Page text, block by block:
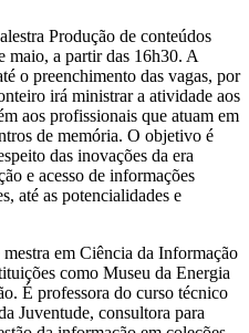
Produção de conteúdos
maio, a partir das 16h30. A
o preenchimento das vagas, por
irá ministrar a atividade aos
aos profissionais que atuam em
de memória. O objetivo é
das inovações da era
e acesso de informações
até as potencialidades e
em Ciência da Informação
como Museu da Energia
É professora do curso técnico
Juventude, consultora para